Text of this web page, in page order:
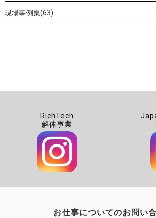
現場事例集(63)
RichTech
解体事業
お仕事についてのお問い